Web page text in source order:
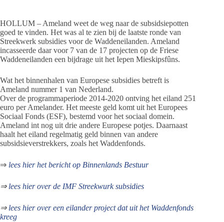
HOLLUM – Ameland weet de weg naar de subsidsiepotten
goed te vinden. Het was al te zien bij de laatste ronde van
Streekwerk subsidies voor de Waddeneilanden. Ameland
incasseerde daar voor 7 van de 17 projecten op de Friese
Waddeneilanden een bijdrage uit het Iepen Mieskipsfûns.
Wat het binnenhalen van Europese subsidies betreft is
Ameland nummer 1 van Nederland.
Over de programmaperiode 2014-2020 ontving het eiland 251
euro per Amelander. Het meeste geld komt uit het Europees
Sociaal Fonds (ESF), bestemd voor het sociaal domein.
Ameland int nog uit drie andere Europese potjes. Daarnaast
haalt het eiland regelmatig geld binnen van andere
subsidsieverstrekkers, zoals het Waddenfonds.
⇒ lees hier het bericht op Binnenlands Bestuur
⇒ lees hier over de IMF Streekwurk subsidies
⇒ lees hier over een eilander project dat uit het Waddenfonds
kreeg